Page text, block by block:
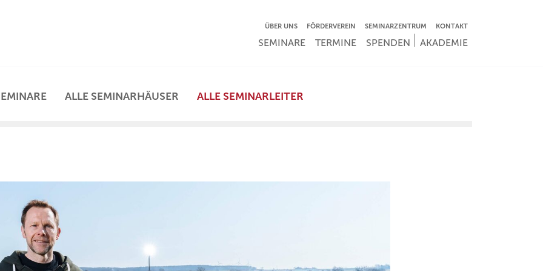
NAVIGATION ÜBERSPRINGEN
ÜBER UNS FÖRDERVEREIN SEMINARZENTRUM KONTAKT
NAVIGATION ÜBERSPRINGEN
SEMINARE TERMINE SPENDEN AKADEMIE
ALLE SEMINARHÄUSER ALLE SEMINARLEITER